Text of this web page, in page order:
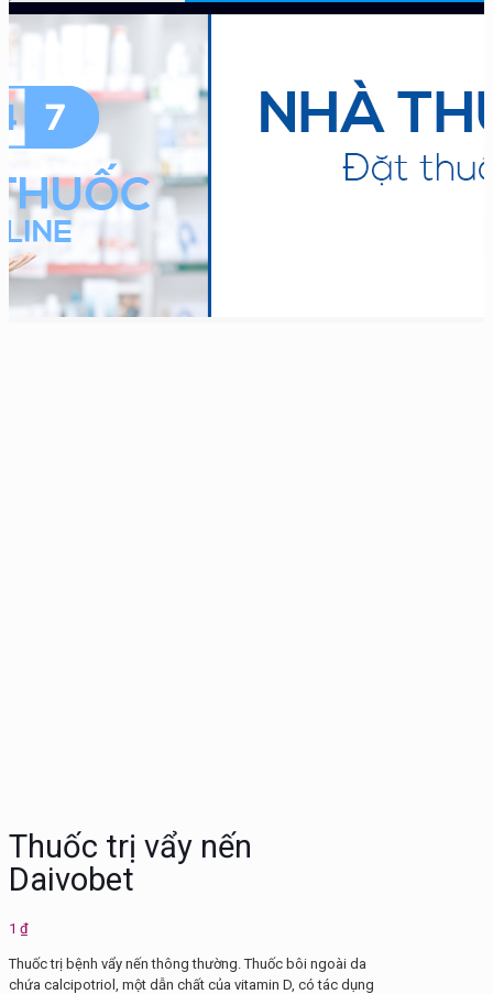
Thuốc trị vẩy nến
Daivobet
1 ₫
Thuốc trị bệnh vẩy nến thông thường. Thuốc bôi ngoài da
chứa calcipotriol, một dẫn chất của vitamin D, có tác dụng